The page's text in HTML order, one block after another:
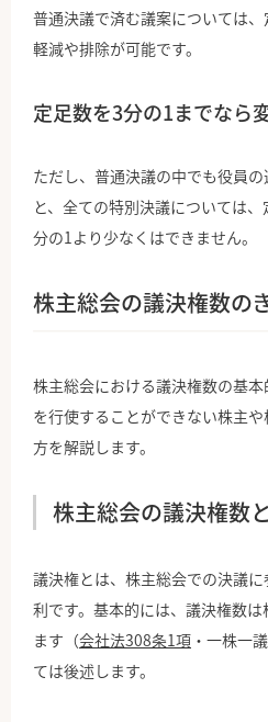
普通決議で済む議案については
軽減や排除が可能です。
定足数を3分の1までなら
ただし、普通決議の中でも役員
と、全ての特別決議については
分の1より少なくはできません。
株主総会の議決権数の
株主総会における議決権数の基
を行使することができない株主
方を解説します。
株主総会の議決権数
議決権とは、株主総会での決議
利です。基本的には、議決権数
ます（会社法308条1項 ・一株一
ては後述します。